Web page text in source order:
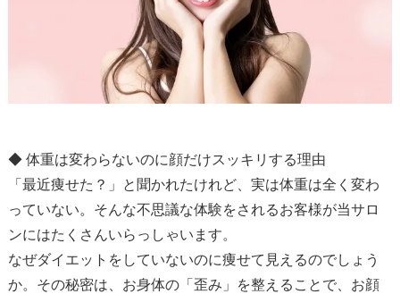
◆ 体重は変わらないのに顔だけスッキリする理由
「最近痩せた？」と聞かれたけれど、実は体重は全く変わ
っていない。そんな不思議な体験をされるお客様が当サロ
ンにはたくさんいらっしゃいます。
なぜダイエットをしていないのに痩せて見えるのでしょう
か。その秘密は、お身体の「歪み」を整えることで、お顔